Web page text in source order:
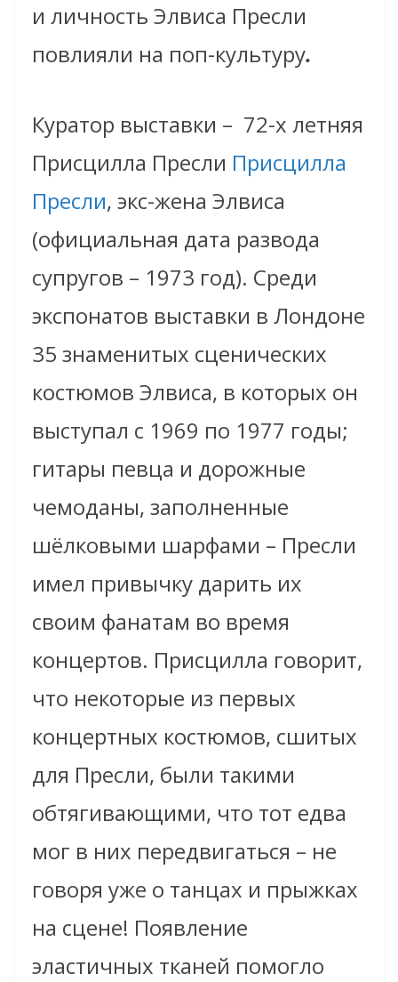
и личность Элвиса Пресли
повлияли на поп-культуру.
Куратор выставки – 72-х летняя
Присцилла Пресли Присцилла
Пресли, экс-жена Элвиса
(официальная дата развода
супругов – 1973 год). Среди
экспонатов выставки в Лондоне
35 знаменитых сценических
костюмов Элвиса, в которых он
выступал с 1969 по 1977 годы;
гитары певца и дорожные
чемоданы, заполненные
шёлковыми шарфами – Пресли
имел привычку дарить их
своим фанатам во время
концертов. Присцилла говорит,
что некоторые из первых
концертных костюмов, сшитых
для Пресли, были такими
обтягивающими, что тот едва
мог в них передвигаться – не
говоря уже о танцах и прыжках
на сцене! Появление
эластичных тканей помогло